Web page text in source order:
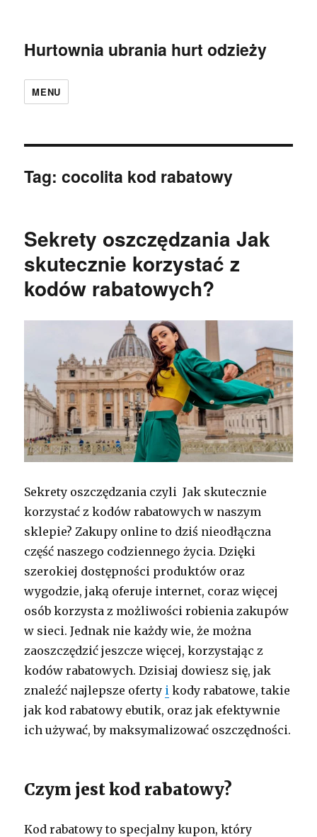
Hurtownia ubrania hurt odzieży
MENU
Tag:cocolita kod rabatowy
Sekrety oszczędzania Jak
skutecznie korzystać z
kodów rabatowych?
Sekrety oszczędzania czyli Jak skutecznie
korzystać z kodów rabatowych w naszym
sklepie? Zakupy online to dziś nieodłączna
część naszego codziennego życia. Dzięki
szerokiej dostępności produktów oraz
wygodzie, jaką oferuje internet, coraz więcej
osób korzysta z możliwości robienia zakupów
w sieci. Jednak nie każdy wie, że można
zaoszczędzić jeszcze więcej, korzystając z
kodów rabatowych. Dzisiaj dowiesz się, jak
znaleźć najlepsze oferty i kody rabatowe, takie
jak kod rabatowy ebutik, oraz jak efektywnie
ich używać, by maksymalizować oszczędności.
Czym jest kod rabatowy?
Kod rabatowy to specjalny kupon, który